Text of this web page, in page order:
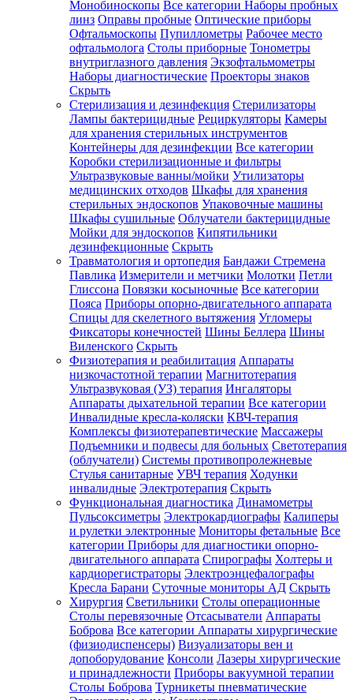
Монобиноскопы Все категории Наборы пробных
линз Оправы пробные Оптические приборы
Офтальмоскопы Пупиллометры Рабочее место
офтальмолога Столы приборные Тонометры
внутриглазного давления Экзофтальмометры
Наборы диагностические Проекторы знаков
Скрыть
Стерилизация и дезинфекция Стерилизаторы
Лампы бактерицидные Рециркуляторы Камеры
для хранения стерильных инструментов
Контейнеры для дезинфекции Все категории
Коробки стерилизационные и фильтры
Ультразвуковые ванны/мойки Утилизаторы
медицинских отходов Шкафы для хранения
стерильных эндоскопов Упаковочные машины
Шкафы сушильные Облучатели бактерицидные
Мойки для эндоскопов Кипятильники
дезинфекционные Скрыть
Травматология и ортопедия Бандажи Стремена
Павлика Измерители и метчики Молотки Петли
Глиссона Повязки косыночные Все категории
Пояса Приборы опорно-двигательного аппарата
Спицы для скелетного вытяжения Угломеры
Фиксаторы конечностей Шины Беллера Шины
Виленского Скрыть
Физиотерапия и реабилитация Аппараты
низкочастотной терапии Магнитотерапия
Ультразвуковая (УЗ) терапия Ингаляторы
Аппараты дыхательной терапии Все категории
Инвалидные кресла-коляски КВЧ-терапия
Комплексы физиотерапевтические Массажеры
Подъемники и подвесы для больных Светотерапия
(облучатели) Системы противопролежневые
Стулья санитарные УВЧ терапия Ходунки
инвалидные Электротерапия Скрыть
Функциональная диагностика Динамометры
Пульсоксиметры Электрокардиографы Калиперы
и рулетки электронные Мониторы фетальные Все
категории Приборы для диагностики опорно-
двигательного аппарата Спирографы Холтеры и
кардиорегистраторы Электроэнцефалографы
Кресла Барани Суточные мониторы АД Скрыть
Хирургия Светильники Столы операционные
Столы перевязочные Отсасыватели Аппараты
Боброва Все категории Аппараты хирургические
(физиодиспенсеры) Визуализаторы вен и
допоборудование Консоли Лазеры хирургические
и принадлежности Приборы вакуумной терапии
Столы Боброва Турникеты пневматические